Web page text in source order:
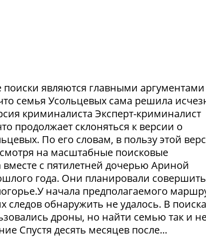
поиски являются главными
семья Усольцевых сама решила
криминалиста Эксперт-криминалист
продолжает склоняться к версии о
По его словам, в пользу этой
на масштабные поисковые
с пятилетней дочерью Ариной
года. Они планировали совершить
начала предполагаемого
обнаружить не удалось. В
дроны, но найти семью так и
Спустя десять месяцев после...